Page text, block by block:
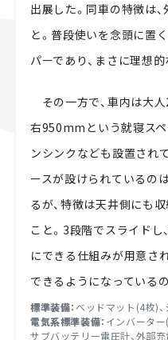
出展した。同車の特徴は
と。普段使いを念頭に置
パーであり、まさに理想
その一方で、車内は大
右950mmという就寝スペ
ンシンクなども設置され
ースが設けられているの
るが、特徴は天井側にも
こと。3段階でスライドし
にできる仕組みが用意さ
できるようになっているの
標準装備： ベッドマット(4枚)
電気系標準装備： インバーター
サブバッテリー電圧計、外部充